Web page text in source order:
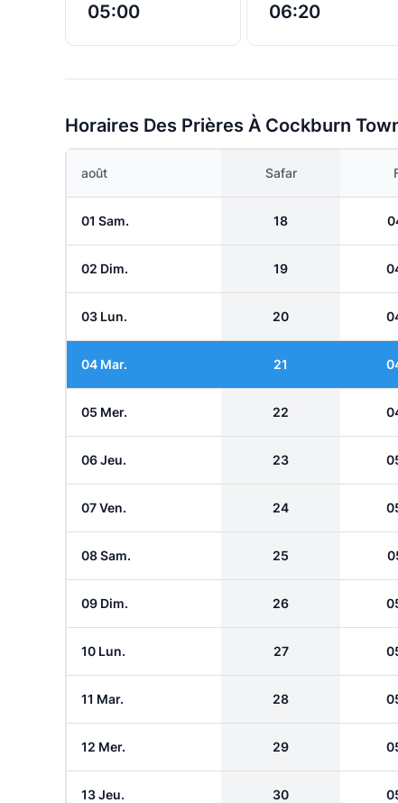
05:00
06:20
Horaires Des Prières À Cockburn
août Safar
01 Sam. 18
02 Dim. 19
03 Lun. 20
04 Mar. 21
05 Mer. 22
06 Jeu. 23
07 Ven. 24
08 Sam. 25
09 Dim. 26
10 Lun. 27
11 Mar. 28
12 Mer. 29
13 Jeu. 30